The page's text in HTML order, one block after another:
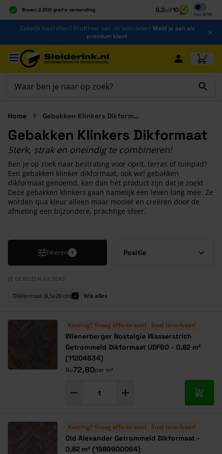
Boven 2.000 gratis verzending
Al 40 jaar dé specialist
Alles onder één dak
9,2uit10
Incl BTW
Inclusief
Ga naar de inhoud
Zakelijk bestellen? Profiteer van de voordelen! Meld je aan als
premium klant
Ga naar hoofdinhoud
Home Gebakken Klinkers Dikformaat
Gebakken Klinkers Dikformaat
Sterk, strak en oneindig te combineren!
Ben je op zoek naar bestrating voor oprit, terras of tuinpad?
Een gebakken klinker dikformaat, ook wel gebakken
dikformaat genoemd, kan dan hét product zijn dat je zoekt.
Deze gebakken klinkers gaan namelijk een leven lang mee. Ze
worden qua kleur alleen maar mooier en creëren door de
afmeting een bijzondere, prachtige sfeer.
Filteren 1
JE GEKOZEN FILTERS
Dikformaat (6,5x20 cm) × Wis alles
Korting? Vraag offerte aan! Snel leverbaar!
Wienerberger Nostalgie Wasserstrich
Getrommeld Dikformaat UDF60 - 0,82 m²
(11204634)
Nu72,80per m²
In
Korting? Vraag offerte aan! Snel leverbaar!
Old Alexander Getrommeld Dikformaat -
0,82 m² (1989900064)